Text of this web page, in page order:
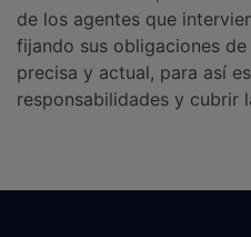
de los agentes que
fijando sus obligaciones
precisa y actual, para así
responsabilidades y cubrir